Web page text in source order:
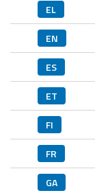
EL
EN
ES
ET
FI
FR
GA